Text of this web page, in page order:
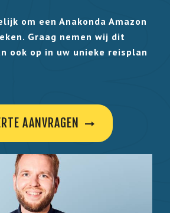
om een Anakonda Amazon
Graag nemen wij dit
ook op in uw unieke reisplan
AANVRAGEN